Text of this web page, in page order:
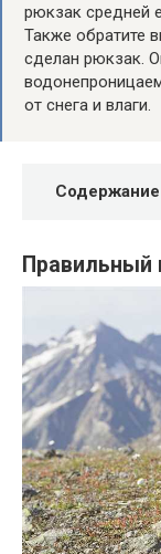
рюкзак средней
Также обратите
сделан рюкзак.
от снега и влаги.
Содержание
Правильный